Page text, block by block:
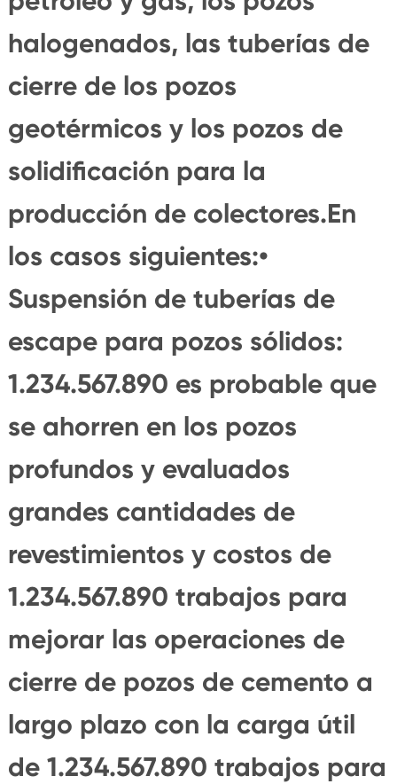
halogenados, las tuberías de
cierre de los pozos
geotérmicos y los pozos de
solidificación para la
producción de colectores.En
los casos siguientes:•
Suspensión de tuberías de
escape para pozos sólidos:
1.234.567.890 es probable que
se ahorren en los pozos
profundos y evaluados
grandes cantidades de
revestimientos y costos de
1.234.567.890 trabajos para
mejorar las operaciones de
cierre de pozos de cemento a
largo plazo con la carga útil
de 1.234.567.890 trabajos para